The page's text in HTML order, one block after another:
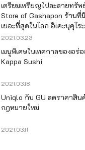
เตรียมเหรียญไปละลายทรั
Store of Gashapon ร้านที่
เยอะที่สุดในโลก อิเคะบุคุโระ
2021.03.23
เมนูพิเศษในเทศกาลของอร่
Kappa Sushi
2021.03.18
Uniqlo กับ GU ลดราคาสิน
กฎหมายใหม่
2021.03.11